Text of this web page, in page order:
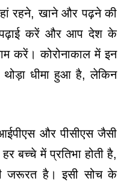
रहने, खाने और पढ़ने की
पढ़ाई करें और आप देश के
करें। कोरोनाकाल में इन
थोड़ा धीमा हुआ है, लेकिन
और पीसीएस जैसी
बच्चे में प्रतिभा होती है,
जरूरत है। इसी सोच के